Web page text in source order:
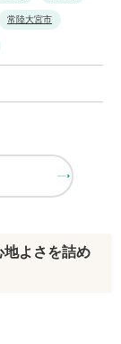
常陸大宮市
地よさを詰め